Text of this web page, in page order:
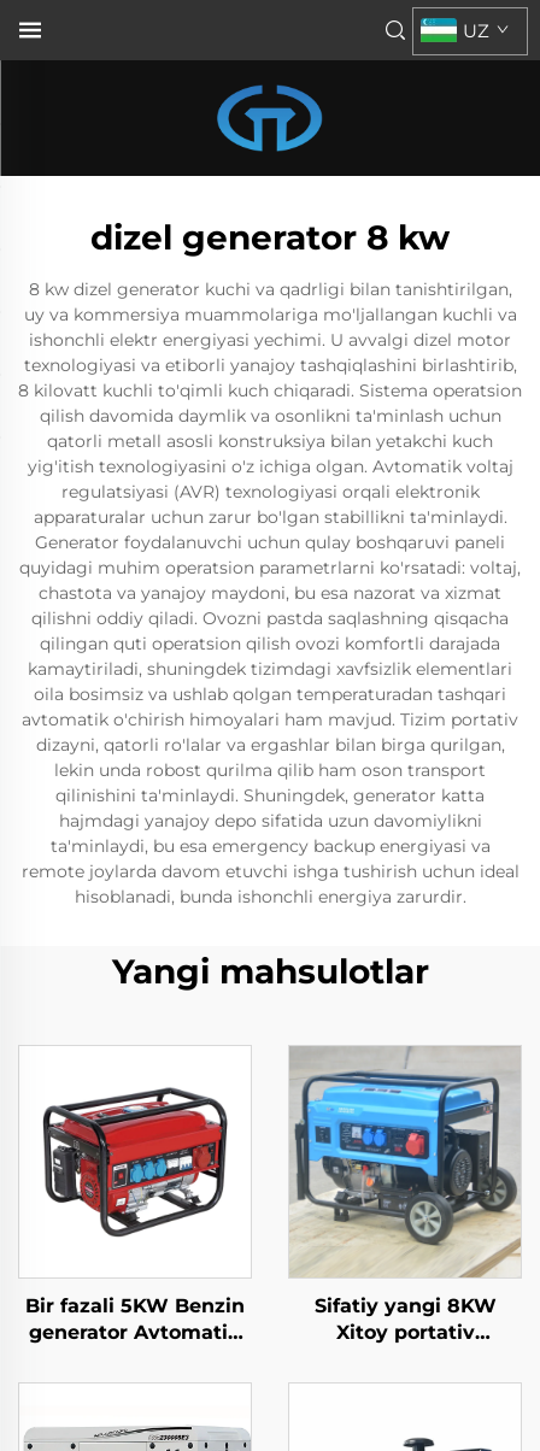
UZ
dizel generator 8 kw
8 kw dizel generator kuchi va qadrligi bilan tanishtirilgan,
uy va kommersiya muammolariga mo'ljallangan kuchli va
ishonchli elektr energiyasi yechimi. U avvalgi dizel motor
texnologiyasi va etiborli yanajoy tashqiqlashini birlashtirib,
8 kilovatt kuchli to'qimli kuch chiqaradi. Sistema operatsion
qilish davomida daymlik va osonlikni ta'minlash uchun
qatorli metall asosli konstruksiya bilan yetakchi kuch
yig'itish texnologiyasini o'z ichiga olgan. Avtomatik voltaj
regulatsiyasi (AVR) texnologiyasi orqali elektronik
apparaturalar uchun zarur bo'lgan stabillikni ta'minlaydi.
Generator foydalanuvchi uchun qulay boshqaruvi paneli
quyidagi muhim operatsion parametrlarni ko'rsatadi: voltaj,
chastota va yanajoy maydoni, bu esa nazorat va xizmat
qilishni oddiy qiladi. Ovozni pastda saqlashning qisqacha
qilingan quti operatsion qilish ovozi komfortli darajada
kamaytiriladi, shuningdek tizimdagi xavfsizlik elementlari
oila bosimsiz va ushlab qolgan temperaturadan tashqari
avtomatik o'chirish himoyalari ham mavjud. Tizim portativ
dizayni, qatorli ro'lalar va ergashlar bilan birga qurilgan,
lekin unda robost qurilma qilib ham oson transport
qilinishini ta'minlaydi. Shuningdek, generator katta
hajmdagi yanajoy depo sifatida uzun davomiylikni
ta'minlaydi, bu esa emergency backup energiyasi va
remote joylarda davom etuvchi ishga tushirish uchun ideal
hisoblanadi, bunda ishonchli energiya zarurdir.
Yangi mahsulotlar
Bir fazali 5KW Benzin
generator Avtomatik
havada sochilgan
Uy va tashqi ishlatish
Sifatiy yangi 8KW
Xitoy portativ
namunaviy quvvati
chiqish tezligida